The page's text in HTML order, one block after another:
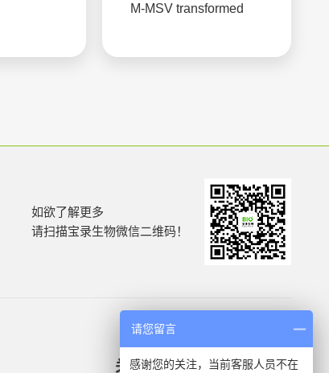
M-MSV transformed
如欲了解更多
请扫描宝录生物微信二维码！
关于我们 产品信息
请您留言
感谢您的关注，当前客服人员不在